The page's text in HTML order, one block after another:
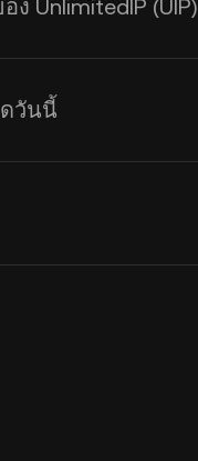
UnlimitedIP (UIP)
ดวันนี้